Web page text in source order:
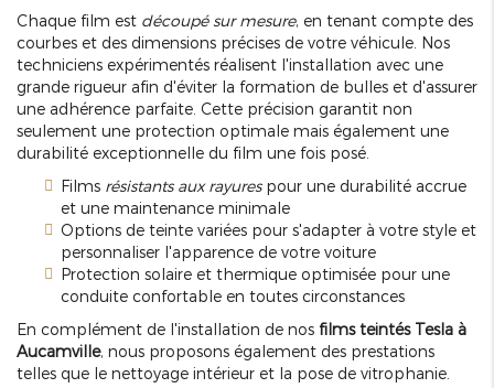
Chaque film est découpé sur mesure, en tenant compte des
courbes et des dimensions précises de votre véhicule. Nos
techniciens expérimentés réalisent l'installation avec une
grande rigueur afin d'éviter la formation de bulles et d'assurer
une adhérence parfaite. Cette précision garantit non
seulement une protection optimale mais également une
durabilité exceptionnelle du film une fois posé.
Films résistants aux rayurespour une durabilité accrue
et une maintenance minimale
Options de teinte variées pour s'adapter à votre style et
personnaliser l'apparence de votre voiture
Protection solaire et thermique optimisée pour une
conduite confortable en toutes circonstances
En complément de l'installation de nos films teintés Tesla à
Aucamville, nous proposons également des prestations
telles que le nettoyage intérieur et la pose de vitrophanie.